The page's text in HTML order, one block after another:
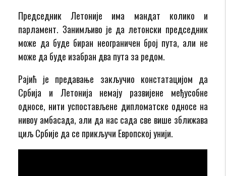
Председник Летоније има мандат колико и
парламент. Занимљиво је да летонски председник
може да буде биран неограничен број пута, али не
може да буде изабран два пута за редом.
Рајић је предавање закључио констатацијом да
Србија и Летонија немају развијене међусобне
односе, нити успостављене дипломатске односе на
нивоу амбасада, али да нас сада све више зближава
циљ Србије да се прикључи Европској унији.